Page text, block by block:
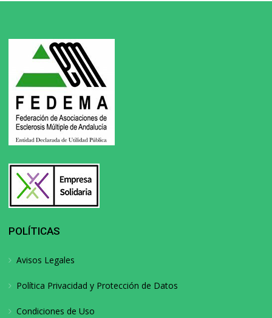
POLÍTICAS
Avisos Legales
Política Privacidad y Protección de Datos
Condiciones de Uso